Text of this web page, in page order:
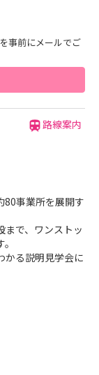
事前にメールでご
路線案内
80事業所を展開す
まで、ワンストッ
かる説明見学会に